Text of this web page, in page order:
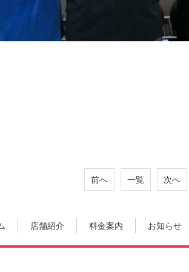
前へ 一覧 次へ
店舗紹介 料金案内 お知らせ